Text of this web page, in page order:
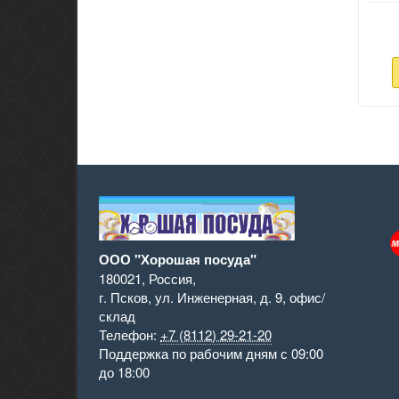
ООО "Хорошая посуда"
180021, Россия,
г. Псков, ул. Инженерная, д. 9, офис/
склад
Телефон: +7 (8112) 29-21-20
Поддержка по рабочим дням с 09:00
до 18:00